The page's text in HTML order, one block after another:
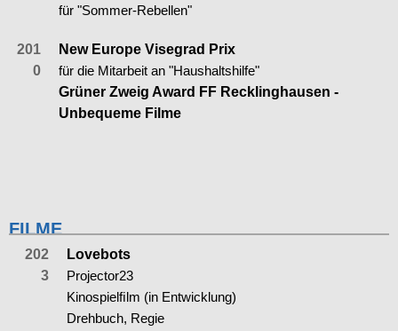
für "Sommer-Rebellen"
201
0
New Europe Visegrad Prix
für die Mitarbeit an "Haushaltshilfe"
Grüner Zweig Award FF Recklinghausen -
Unbequeme Filme
FILME
202
3
Lovebots
Projector23
Kinospielﬁlm (in Entwicklung)
Drehbuch, Regie